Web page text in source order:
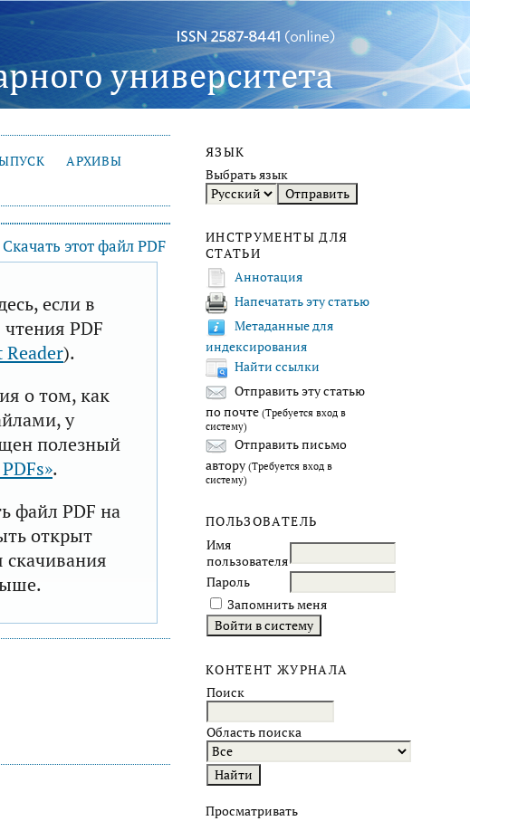
ЯЗЫК
Выбрать язык
ИНСТРУМЕНТЫ ДЛЯ
СТАТЬИ
Аннотация
Напечатать эту статью
Метаданные для
индексирования
Найти ссылки
Отправить эту статью
по почте (Требуется вход в
систему)
Отправить письмо
автору (Требуется вход в
систему)
ПОЛЬЗОВАТЕЛЬ
Имя
пользователя
Пароль
Запомнить меня
КОНТЕНТ ЖУРНАЛА
Поиск
Область поиска
Просматривать
АРХИВЫ
Скачать этот файл PDF
если в
PDF
Reader).
о том, как
у
полезный
.
файл PDF на
открыт